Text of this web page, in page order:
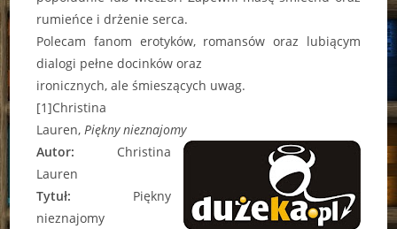
rumieńce i drżenie serca.
Polecam fanom erotyków, romansów oraz lubiącym
dialogi pełne docinków oraz
ironicznych, ale śmieszących uwag.
[1]Christina
Lauren,Piękny nieznajomy
Autor: Christina
Lauren
Tytuł: Piękny
nieznajomy